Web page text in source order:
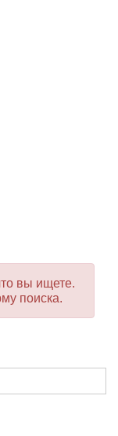
вы ищете.
поиска.